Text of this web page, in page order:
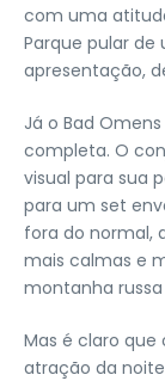
com uma
Parque pular
apresentação,
Já o Bad
completa. O
visual para sua
para um set
fora do normal,
mais calmas e
montanha
Mas é claro
atração da